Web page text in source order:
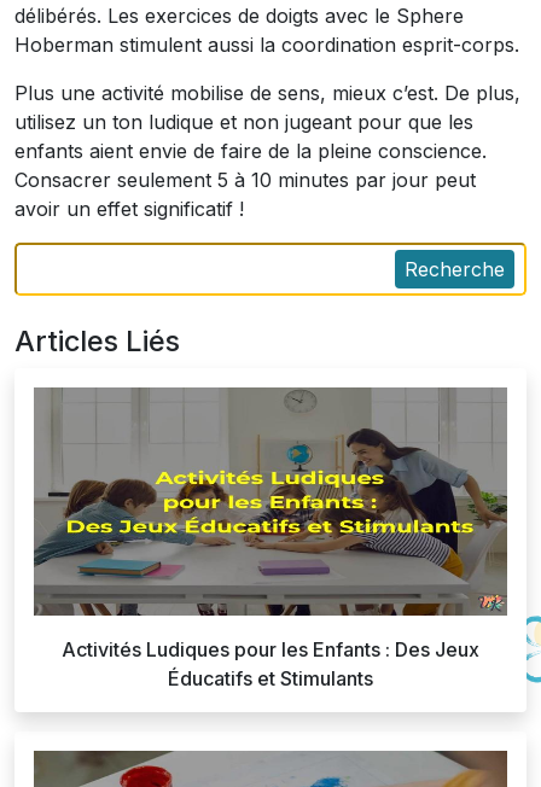
délibérés. Les exercices de doigts avec le Sphere
Hoberman stimulent aussi la coordination esprit-corps.
Plus une activité mobilise de sens, mieux c’est. De plus,
utilisez un ton ludique et non jugeant pour que les
enfants aient envie de faire de la pleine conscience.
Consacrer seulement 5 à 10 minutes par jour peut
avoir un effet significatif !
Recherche
Articles Liés
Activités Ludiques pour les Enfants : Des Jeux
Éducatifs et Stimulants